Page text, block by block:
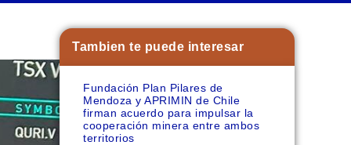
Tambien te puede interesar
Fundación Plan Pilares de
Mendoza y APRIMIN de Chile
firman acuerdo para impulsar la
cooperación minera entre ambos
territorios